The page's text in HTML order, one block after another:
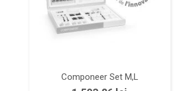
Componeer Set M,L